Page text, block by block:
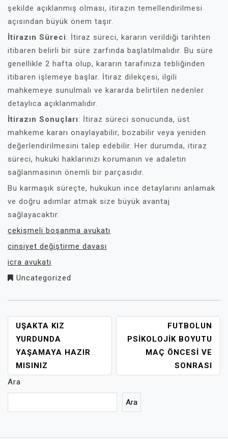
şekilde açıklanmış olması, itirazın temellendirilmesi
açısından büyük önem taşır.
İtirazın Süreci: İtiraz süreci, kararın verildiği tarihten
itibaren belirli bir süre zarfında başlatılmalıdır. Bu süre
genellikle 2 hafta olup, kararın tarafınıza tebliğinden
itibaren işlemeye başlar. İtiraz dilekçesi, ilgili
mahkemeye sunulmalı ve kararda belirtilen nedenler
detaylıca açıklanmalıdır.
İtirazın Sonuçları: İtiraz süreci sonucunda, üst
mahkeme kararı onaylayabilir, bozabilir veya yeniden
değerlendirilmesini talep edebilir. Her durumda, itiraz
süreci, hukuki haklarınızı korumanın ve adaletin
sağlanmasının önemli bir parçasıdır.
Bu karmaşık süreçte, hukukun ince detaylarını anlamak
ve doğru adımlar atmak size büyük avantaj
sağlayacaktır.
çekişmeli boşanma avukatı
cinsiyet değiştirme davası
icra avukatı
Uncategorized
YAZI
GEZINMESI
UŞAKTA KIZ
YURDUNDA
YAŞAMAYA HAZIR
MISINIZ
FUTBOLUN
PSIKOLOJIK BOYUTU
MAÇ ÖNCESI VE
SONRASI
Ara
Ara